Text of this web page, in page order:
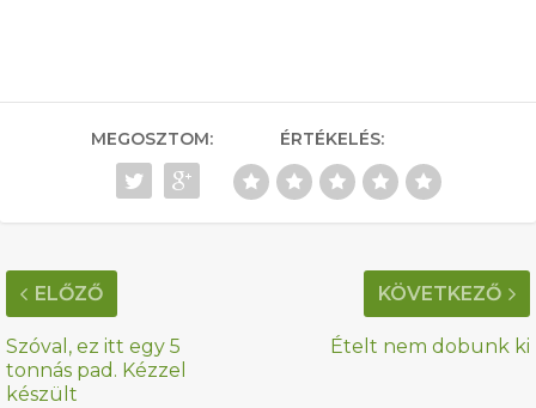
MEGOSZTOM: ÉRTÉKELÉS:
ELŐZŐ
Szóval, ez itt egy 5
tonnás pad. Kézzel
készült
KÖVETKEZŐ
Ételt nem dobunk ki